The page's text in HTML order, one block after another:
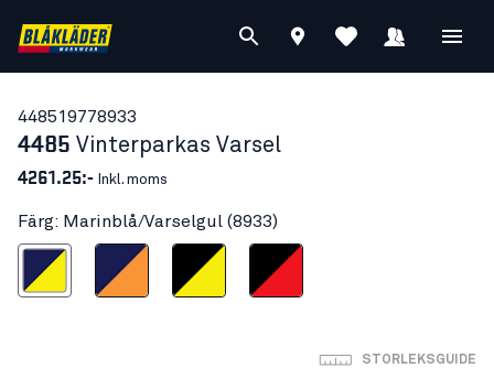
448519778933
4485 Vinterparkas Varsel
4261.25:- Inkl. moms
Färg: Marinblå/Varselgul (8933)
Varselgul
Marinblå/Varselorange
Svart/VarselgulSvart/Varselröd
STORLEKSGUIDE